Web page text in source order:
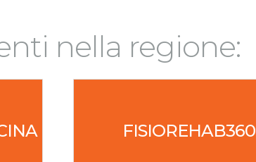
nella regione:
FISIOREHAB360